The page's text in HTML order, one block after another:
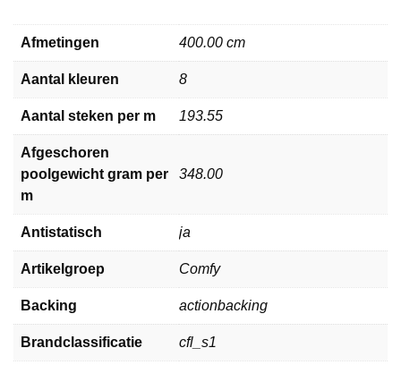
Afmetingen 400.00 cm
Aantal kleuren 8
Aantal steken per m 193.55
Afgeschoren
poolgewicht gram per
m
348.00
Antistatisch ja
Artikelgroep Comfy
Backing actionbacking
Brandclassificatie cfl_s1